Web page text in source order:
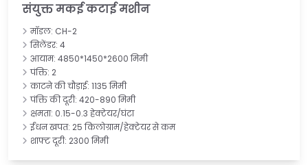
संयुक्त मकई कटाई मशीन
मॉडल: CH-2
सिलेंडर: 4
आयाम: 4850*1450*2600 मिमी
पंक्ति: 2
काटने की चौड़ाई: 1135 मिमी
पंक्ति की दूरी: 420-890 मिमी
क्षमता: 0.15-0.3 हेक्टेयर/घंटा
ईंधन खपत: 25 किलोग्राम/हेक्टेयर से कम
शाफ्ट दूरी: 2300 मिमी